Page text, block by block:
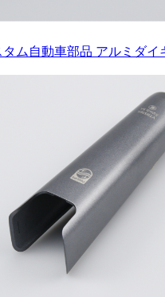
ム自動車部品 アルミダイ